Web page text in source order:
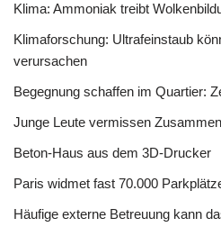
Klima: Ammoniak treibt
Klimaforschung: Ultrafeinstaub
verursachen
Begegnung schaffen im Quartier:
Junge Leute vermissen
Beton-Haus aus dem 3D-Drucker
Paris widmet fast 70.000
Häufige externe Betreuung kann